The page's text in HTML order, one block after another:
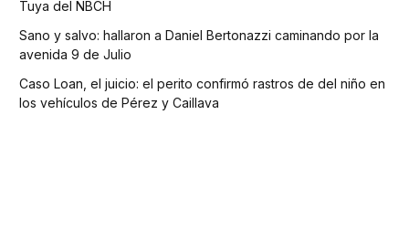
Tuya del NBCH
Sano y salvo: hallaron a Daniel Bertonazzi caminando por la
avenida 9 de Julio
Caso Loan, el juicio: el perito confirmó rastros de del niño en
los vehículos de Pérez y Caillava